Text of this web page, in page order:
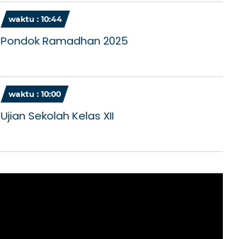
waktu : 10:44
Pondok Ramadhan 2025
waktu : 10:00
Ujian Sekolah Kelas XII